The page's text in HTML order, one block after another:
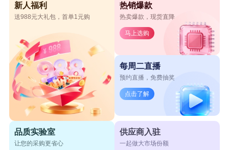
新人福利
送988元大礼包，首单1元购
热销爆款
热卖爆款，现货直降
马上选购
每周二直播
预约直播，免费抽奖
点击了解
品质实验室
让您的采购更省心
供应商入驻
一起做大市场份额